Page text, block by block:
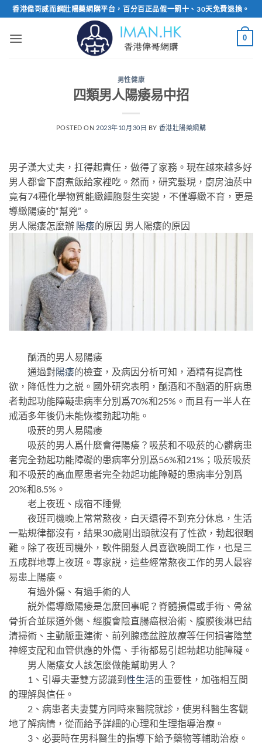
Skip
to
content
香港偉哥威而鋼壯陽藥網購平台，百分百正品假一罰十、30天免費退換。
0
男性健康
四類男人陽痿易中招
POSTED ON 2023年10月30日 BY 香港壯陽藥網購
男子漢大丈夫，扛得起責任，做得了家務。現在越來越多好
男人都會下廚煮飯給家裡吃。然而，研究髮現，廚房油菸中
竟有74種化學物質能緻細胞髮生突變，不僅導緻不育，更是
導緻陽痿的“幫兇”。
男人陽痿怎麼辦 陽痿的原因 男人陽痿的原因
酗酒的男人易陽痿
通過對陽痿的檢查，及病因分析可知，酒精有提高性
欲，降低性力之説。國外研究表明，酗酒和不酗酒的肝病患
者勃起功能障礙患病率分別爲70%和25%。而且有一半人在
戒酒多年後仍未能恢複勃起功能。
吸菸的男人易陽痿
吸菸的男人爲什麼會得陽痿？吸菸和不吸菸的心髒病患
者完全勃起功能障礙的患病率分別爲56%和21%；吸菸吸菸
和不吸菸的高血壓患者完全勃起功能障礙的患病率分別爲
20%和8.5%。
老上夜班、成宿不睡覺
夜班司機晚上常常熬夜，白天還得不到充分休息，生活
一點規律都沒有，結果30歲剛出頭就沒有了性欲，勃起很睏
難。除了夜班司機外，軟件開髮人員喜歡晚間工作，也是三
五成群地專上夜班。專家説，這些經常熬夜工作的男人最容
易患上陽痿。
有過外傷、有過手術的人
説外傷導緻陽痿是怎麼回事呢？脊髓損傷或手術、骨盆
骨折合並尿道外傷、經腹會陰直腸癌根治術、腹膜後淋巴結
清掃術、主動脈重建術、前列腺癌盆腔放療等任何損害陰莖
神經支配和血管供應的外傷、手術都易引起勃起功能障礙。
男人陽痿女人該怎麼做能幫助男人？
1、引導夫妻雙方認識到性生活的重要性，加強相互間
的理解與信任。
2、病患者夫妻雙方同時來醫院就診，使男科醫生客觀
地了解病情，從而給予詳細的心理和生理指導治療。
3、必要時在男科醫生的指導下給予藥物等輔助治療。